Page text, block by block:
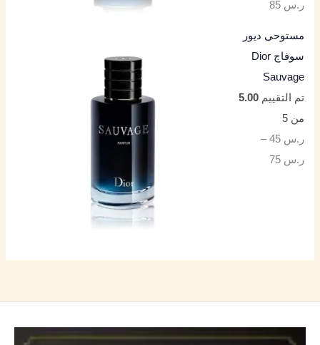
ر.س 85
مستوحى ديور
سوفاج Dior
Sauvage
تم التقييم5.00
من 5
ر.س 45
–
ر.س 75